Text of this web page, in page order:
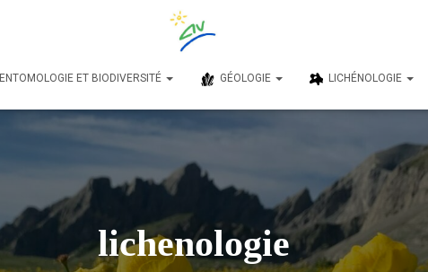
ENTOMOLOGIE ET BIODIVERSITÉ GÉOLOGIE LICHÉNOLOGIE
lichenologie